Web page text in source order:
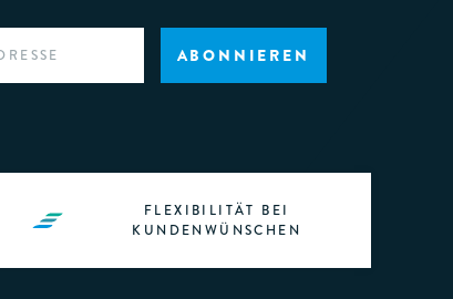
FLEXIBILITÄT BEI
KUNDENWÜNSCHEN
ABONNIEREN